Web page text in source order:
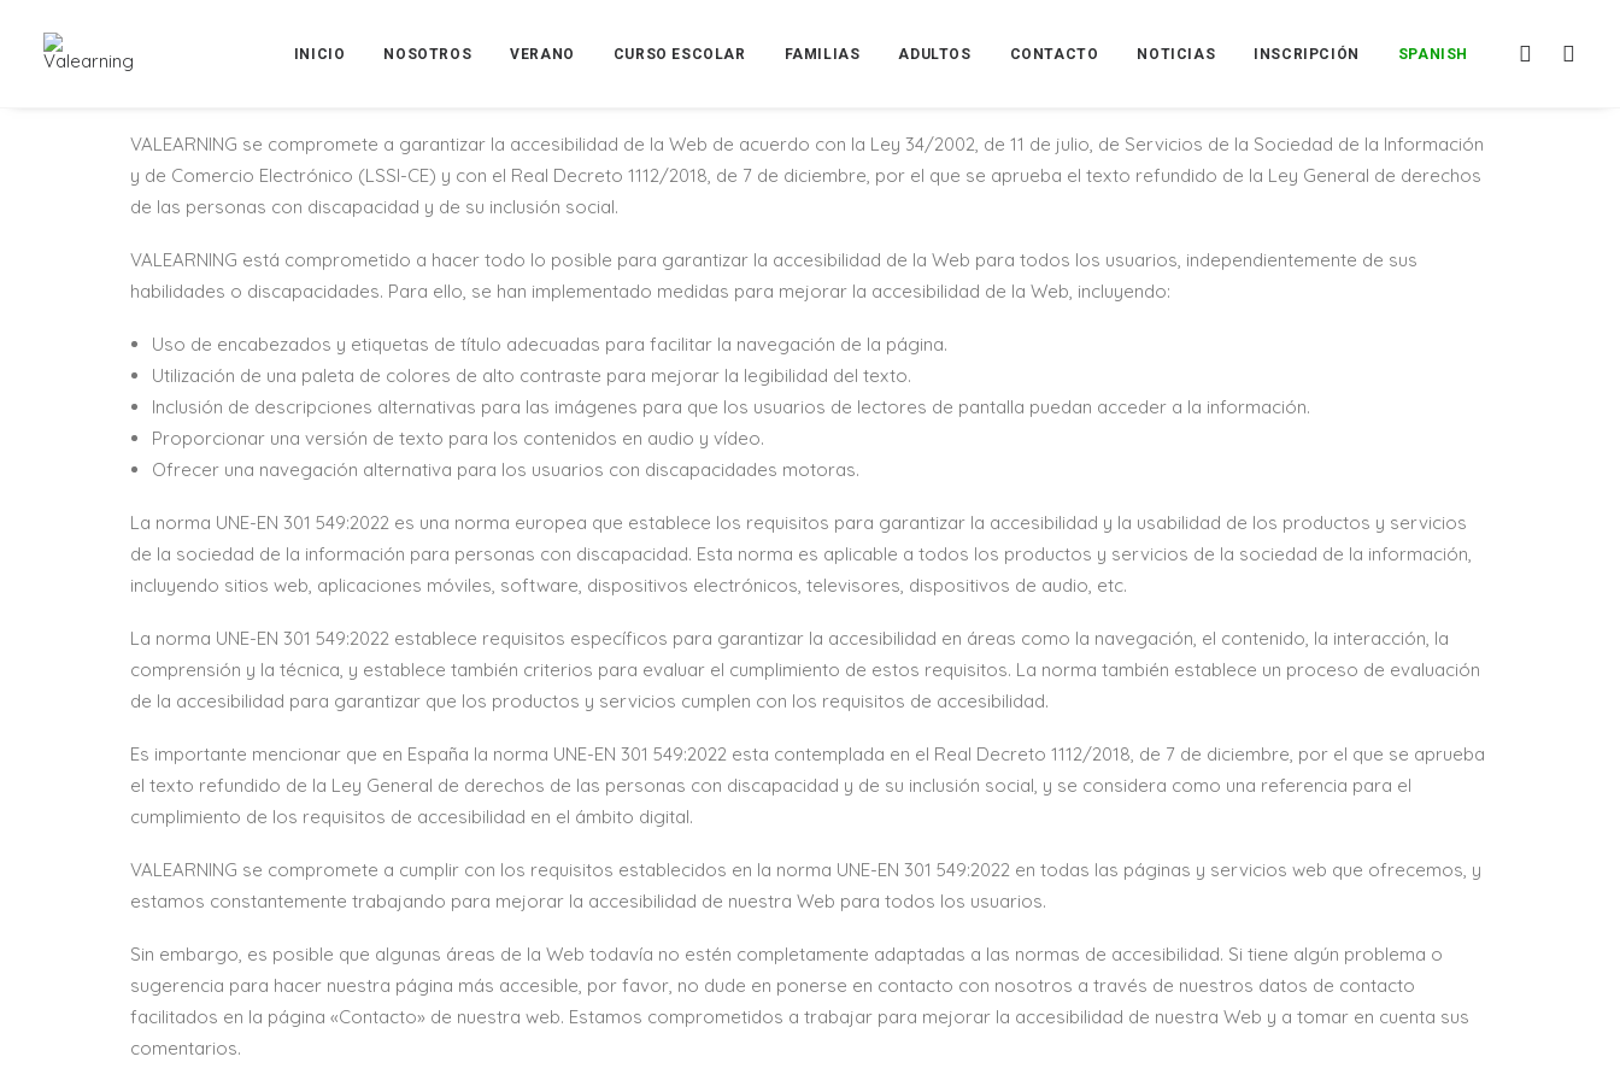
INICIO NOSOTROS VERANO CURSO ESCOLAR FAMILIAS ADULTOS CONTACTO NOTICIAS INSCRIPCIÓN SPANISH
VALEARNING, SL, con CIF B86639549 y domicilio en Calle Entre Aroyos, 3, Piso 7D, 28030, Madrid (en adelante, «VALEARNING»), es el titular de la web
VALEARNING se compromete a garantizar la accesibilidad de la Web de acuerdo con la Ley 34/2002, de 11 de julio, de Servicios de la Sociedad de la Información
y de Comercio Electrónico (LSSI-CE) y con el Real Decreto 1112/2018, de 7 de diciembre, por el que se aprueba el texto refundido de la Ley General de derechos
de las personas con discapacidad y de su inclusión social.
VALEARNING está comprometido a hacer todo lo posible para garantizar la accesibilidad de la Web para todos los usuarios, independientemente de sus
habilidades o discapacidades. Para ello, se han implementado medidas para mejorar la accesibilidad de la Web, incluyendo:
Uso de encabezados y etiquetas de título adecuadas para facilitar la navegación de la página.
Utilización de una paleta de colores de alto contraste para mejorar la legibilidad del texto.
Inclusión de descripciones alternativas para las imágenes para que los usuarios de lectores de pantalla puedan acceder a la información.
Proporcionar una versión de texto para los contenidos en audio y vídeo.
Ofrecer una navegación alternativa para los usuarios con discapacidades motoras.
La norma UNE-EN 301 549:2022 es una norma europea que establece los requisitos para garantizar la accesibilidad y la usabilidad de los productos y servicios
de la sociedad de la información para personas con discapacidad. Esta norma es aplicable a todos los productos y servicios de la sociedad de la información,
incluyendo sitios web, aplicaciones móviles, software, dispositivos electrónicos, televisores, dispositivos de audio, etc.
La norma UNE-EN 301 549:2022 establece requisitos específicos para garantizar la accesibilidad en áreas como la navegación, el contenido, la interacción, la
comprensión y la técnica, y establece también criterios para evaluar el cumplimiento de estos requisitos. La norma también establece un proceso de evaluación
de la accesibilidad para garantizar que los productos y servicios cumplen con los requisitos de accesibilidad.
Es importante mencionar que en España la norma UNE-EN 301 549:2022 esta contemplada en el Real Decreto 1112/2018, de 7 de diciembre, por el que se aprueba
el texto refundido de la Ley General de derechos de las personas con discapacidad y de su inclusión social, y se considera como una referencia para el
cumplimiento de los requisitos de accesibilidad en el ámbito digital.
VALEARNING se compromete a cumplir con los requisitos establecidos en la norma UNE-EN 301 549:2022 en todas las páginas y servicios web que ofrecemos, y
estamos constantemente trabajando para mejorar la accesibilidad de nuestra Web para todos los usuarios.
Sin embargo, es posible que algunas áreas de la Web todavía no estén completamente adaptadas a las normas de accesibilidad. Si tiene algún problema o
sugerencia para hacer nuestra página más accesible, por favor, no dude en ponerse en contacto con nosotros a través de nuestros datos de contacto
facilitados en la página «Contacto» de nuestra web. Estamos comprometidos a trabajar para mejorar la accesibilidad de nuestra Web y a tomar en cuenta sus
comentarios.